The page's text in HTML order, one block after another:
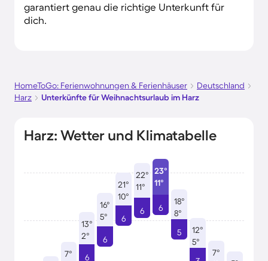
garantiert genau die richtige Unterkunft für
dich.
HomeToGo: Ferienwohnungen & Ferienhäuser
Deutschland
Harz
Unterkünfte für Weihnachtsurlaub im Harz
Harz: Wetter und Klimatabelle
7°
13°
2°
6
16°
5°
6
21°
10°
6
22°
11°
6
23°
11°
6
18°
8°
5
12°
5°
7°